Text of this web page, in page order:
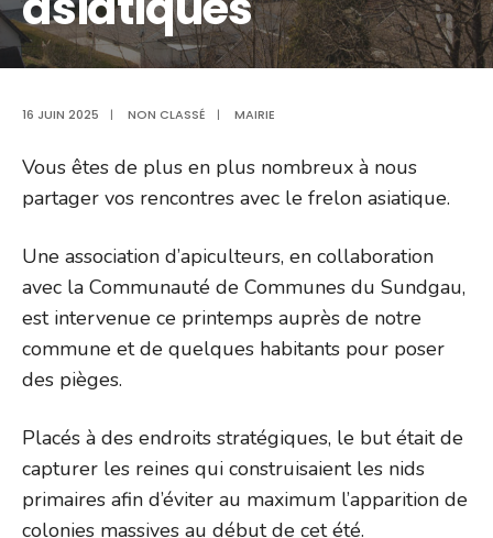
16 JUIN 2025 | NON CLASSÉ | MAIRIE
Vous êtes de plus en plus nombreux à nous
partager vos rencontres avec le frelon asiatique.
Une association d’apiculteurs, en collaboration
avec la Communauté de Communes du Sundgau,
est intervenue ce printemps auprès de notre
commune et de quelques habitants pour poser
des pièges.
Placés à des endroits stratégiques, le but était de
capturer les reines qui construisaient les nids
primaires afin d’éviter au maximum l’apparition de
colonies massives au début de cet été.